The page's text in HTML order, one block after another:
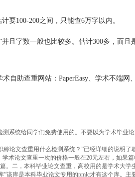
要100-200之间，只能查6万字以内。
且字数一般也比较多。估计300多，而且
自助查重网站：PaperEasy、学术不端网
系统给同学们免费使用的。不要以为学术毕业
论文查重用什么检测系统？”已经详细的说明了
术论文查重一次的价格一般在20元左右，如果
。二，本科毕业论文查重，高校用的是学术大学
该库是本科毕业论文专用的pmlc才有这个库。主